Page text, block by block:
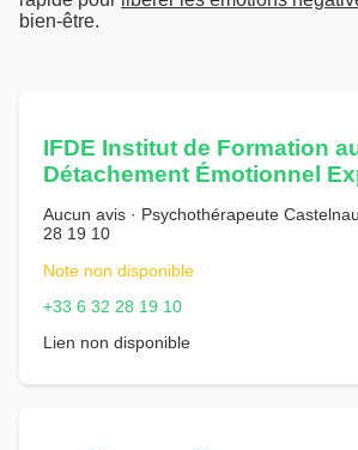
bien-être.
IFDE Institut de Formation
Détachement Émotionnel
Aucun avis · Psychothérapeute
28 19 10
Note non disponible
+33 6 32 28 19 10
Lien non disponible